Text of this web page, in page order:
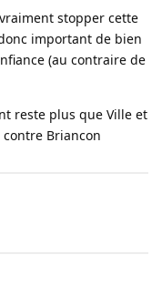
stopper cette
important de bien
(au contraire de
reste plus que Ville et
contre Briancon